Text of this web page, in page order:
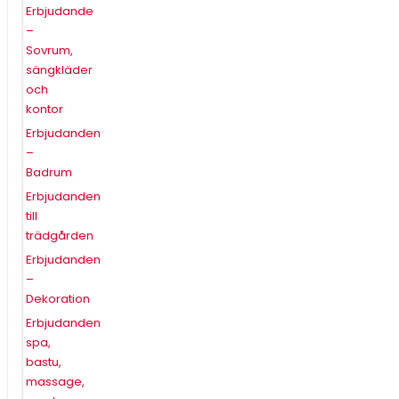
Erbjudande
–
Sovrum,
sängkläder
och
kontor
Erbjudanden
–
Badrum
Erbjudanden
till
trädgården
Erbjudanden
–
Dekoration
Erbjudanden
spa,
bastu,
massage,